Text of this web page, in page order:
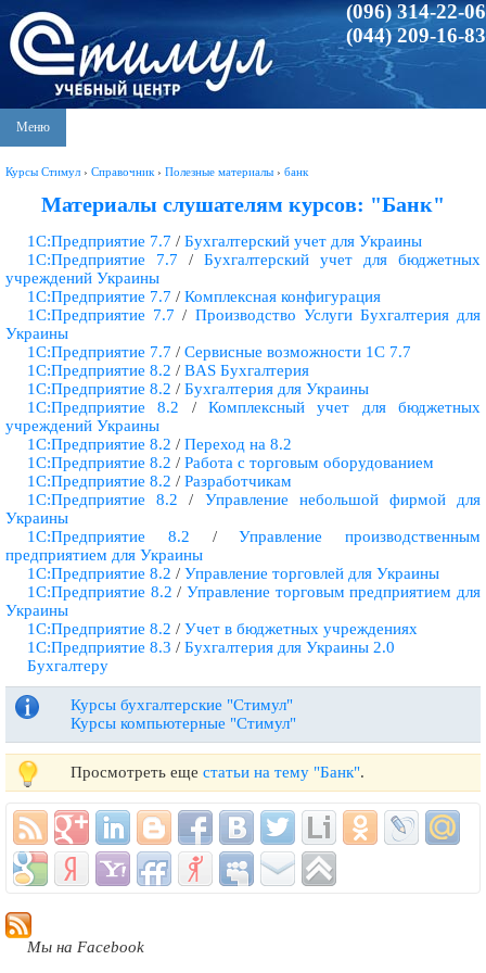
(096) 314-22-06
(044) 209-16-83
Меню
Курсы Стимул › Справочник › Полезные материалы › банк
Материалы слушателям курсов: "Банк"
1С:Предприятие 7.7 / Бухгалтерский учет для Украины
1С:Предприятие 7.7 / Бухгалтерский учет для бюджетных
учреждений Украины
1С:Предприятие 7.7 / Комплексная конфигурация
1С:Предприятие 7.7 / Производство Услуги Бухгалтерия для
Украины
1С:Предприятие 7.7 / Сервисные возможности 1С 7.7
1С:Предприятие 8.2 / BAS Бухгалтерия
1С:Предприятие 8.2 / Бухгалтерия для Украины
1С:Предприятие 8.2 /Комплексный учет для бюджетных
учреждений Украины
1С:Предприятие 8.2 / Переход на 8.2
1С:Предприятие 8.2 / Работа с торговым оборудованием
1С:Предприятие 8.2 / Разработчикам
1С:Предприятие 8.2 / Управление небольшой фирмой для
Украины
1С:Предприятие 8.2 /Управление производственным
предприятием для Украины
1С:Предприятие 8.2 / Управление торговлей для Украины
1С:Предприятие 8.2 /Управление торговым предприятием для
Украины
1С:Предприятие 8.2 / Учет в бюджетных учреждениях
1С:Предприятие 8.3 / Бухгалтерия для Украины 2.0
Бухгалтеру
Курсы бухгалтерские "Стимул"
Курсы компьютерные "Стимул"
Просмотреть еще статьи на тему "Банк".
Мы на Facebook